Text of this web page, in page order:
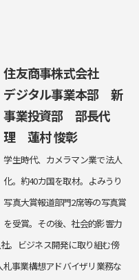
住友商事株式会社
デジタル事業本部 新
事業投資部 部長代
理 蓮村 悛彰
学生時代、カメラマン業で法人
化。約40カ国を取材。よみうり
写真大賞報道部門2席等の写真賞
を受賞。その後、社会的影響力
。ビジネス開発に取り組む傍
事業構想アドバイザリ業務な